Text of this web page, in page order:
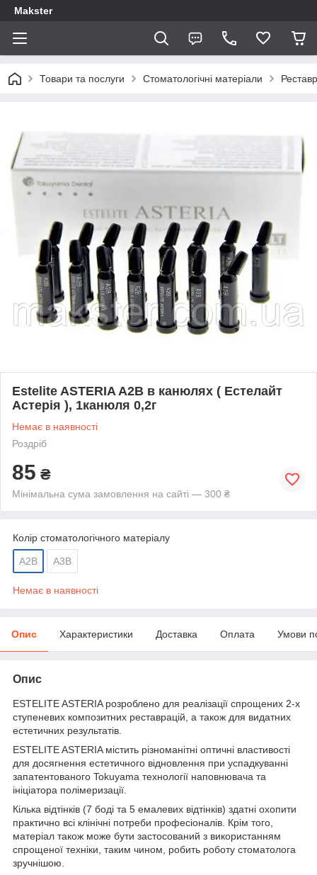
Makster
Товари та послуги Стоматологічні матеріали
Estelite ASTERIA A2B в канюлях ( Естелайт
Астерія ), 1канюля 0,2г
Немає в наявності
Роздріб
85 ₴
Мінімальна сума замовлення на сайті — 300 ₴
Колір стоматологічного матеріалу
A2B А3В
Немає в наявності
Опис Характеристики Доставка Оплата Умови
Опис
ESTELITE ASTERIA розроблено для реалізації спрощених 2-х
ступеневих композитних реставрацій, а також для видатних
естетичних результатів.
ESTELITE ASTERIA містить різноманітні оптичні властивості
для досягнення естетичного відновлення при успадкуванні
запатентованого Tokuyama технології наповнювача та
ініціатора полімеризації.
Кілька відтінків (7 боді та 5 емалевих відтінків) здатні охопити
практично всі клінічні потреби професіоналів. Крім того,
матеріал також може бути застосований з використанням
спрощеної техніки, таким чином, робить роботу стоматолога
зручнішою.